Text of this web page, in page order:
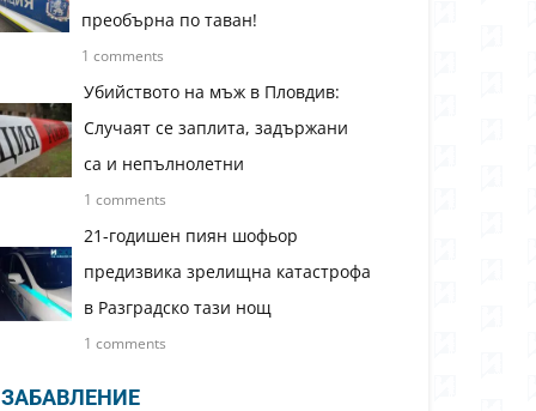
преобърна по таван!
1 comments
Убийството на мъж в Пловдив:
Случаят се заплита, задържани
са и непълнолетни
1 comments
21-годишен пиян шофьор
предизвика зрелищна катастрофа
в Разградско тази нощ
1 comments
ЗАБАВЛЕНИЕ